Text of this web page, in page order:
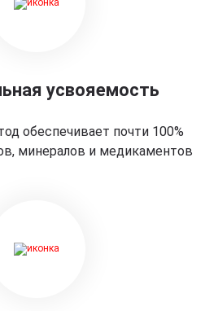
усвояемость
обеспечивает почти 100%
минералов и медикаментов